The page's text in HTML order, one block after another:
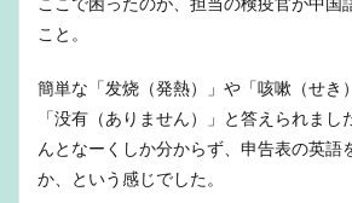
こと。
簡単な「发烧（発熱）」や「咳嗽（せき
「没有（ありません）」と答えられまし
んとなーくしか分からず、申告表の英語
か、という感じでした。